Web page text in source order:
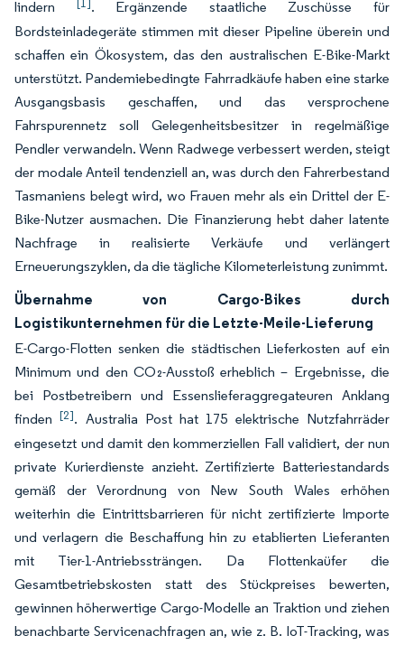
lindern [1]. Ergänzende staatliche Zuschüsse für
Bordsteinladegeräte stimmen mit dieser Pipeline überein und
schaffen ein Ökosystem, das den australischen E-Bike-Markt
unterstützt. Pandemiebedingte Fahrradkäufe haben eine starke
Ausgangsbasis geschaffen, und das versprochene
Fahrspurennetz soll Gelegenheitsbesitzer in regelmäßige
Pendler verwandeln. Wenn Radwege verbessert werden, steigt
der modale Anteil tendenziell an, was durch den Fahrerbestand
Tasmaniens belegt wird, wo Frauen mehr als ein Drittel der E-
Bike-Nutzer ausmachen. Die Finanzierung hebt daher latente
Nachfrage in realisierte Verkäufe und verlängert
Erneuerungszyklen, da die tägliche Kilometerleistung zunimmt.
Übernahme von Cargo-Bikes durch
Logistikunternehmen für die Letzte-Meile-Lieferung
E-Cargo-Flotten senken die städtischen Lieferkosten auf ein
Minimum und den CO₂-Ausstoß erheblich – Ergebnisse, die
bei Postbetreibern und Essenslieferaggregateuren Anklang
finden[2]. Australia Post hat 175 elektrische Nutzfahrräder
eingesetzt und damit den kommerziellen Fall validiert, der nun
private Kurierdienste anzieht. Zertifizierte Batteriestandards
gemäß der Verordnung von New South Wales erhöhen
weiterhin die Eintrittsbarrieren für nicht zertifizierte Importe
und verlagern die Beschaffung hin zu etablierten Lieferanten
mit Tier-1-Antriebssträngen. Da Flottenkaüfer die
Gesamtbetriebskosten statt des Stückpreises bewerten,
gewinnen höherwertige Cargo-Modelle an Traktion und ziehen
benachbarte Servicenachfragen an, wie z. B. IoT-Tracking, was